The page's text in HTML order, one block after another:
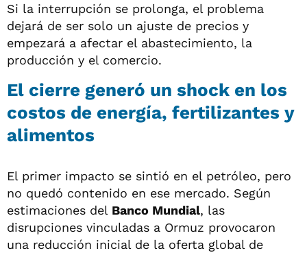
Si la interrupción se prolonga, el problema
dejará de ser solo un ajuste de precios y
empezará a afectar el abastecimiento, la
producción y el comercio.
El cierre generó un shock en los
costos de energía, fertilizantes y
alimentos
El primer impacto se sintió en el petróleo, pero
no quedó contenido en ese mercado. Según
estimaciones del Banco Mundial, las
disrupciones vinculadas a Ormuz provocaron
una reducción inicial de la oferta global de